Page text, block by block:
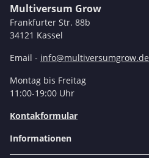
Multiversum Grow
Frankfurter Str. 88b
34121 Kassel
Email - info@multiversumgrow.de
Montag bis Freitag
11:00-19:00 Uhr
Kontakformular
Informationen